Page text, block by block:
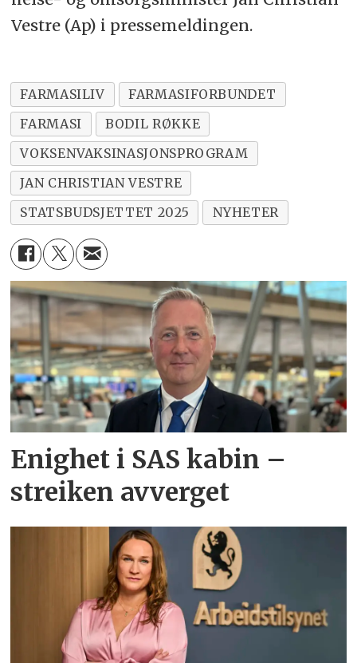
Vestre (Ap) i pressemeldingen.
FARMASILIV
FARMASIFORBUNDET
FARMASI
BODIL RØKKE
VOKSENVAKSINASJONSPROGRAM
JAN CHRISTIAN VESTRE
STATSBUDSJETTET 2025
NYHETER
Enighet i SAS kabin –
streiken avverget